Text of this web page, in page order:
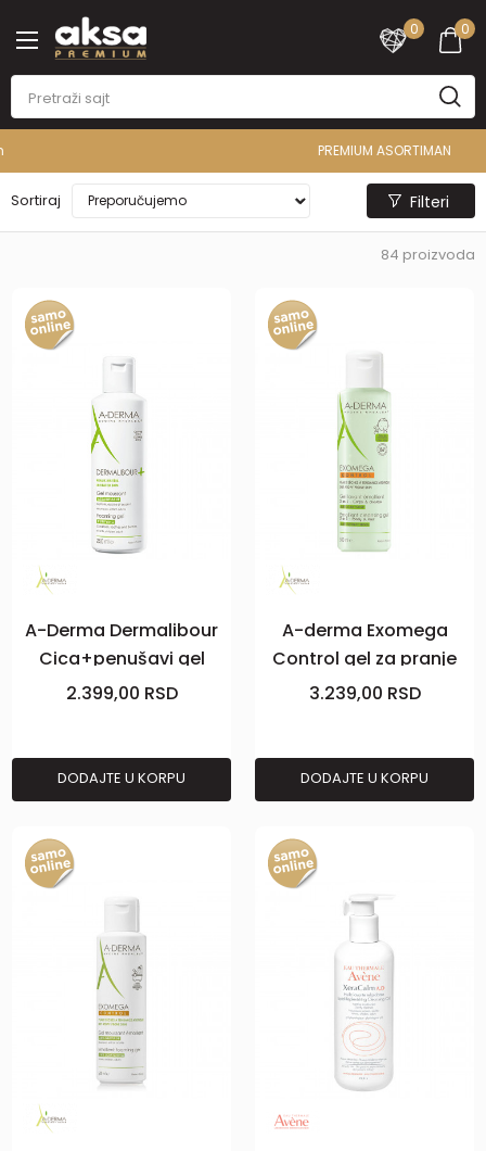
0
0
Sortiraj Filteri
84 proizvoda
A-Derma Dermalibour
Cica+penušavi gel
250ml
2.399,00 RSD
DODAJTE U KORPU
A-derma Exomega
Control gel za pranje
2u1 500 ml
3.239,00 RSD
DODAJTE U KORPU